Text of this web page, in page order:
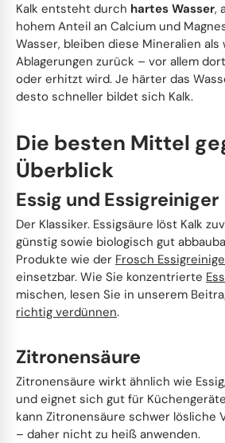
Steinreiniger
Kehrspäne
Dufterfrischer
Sonstiges
Schimmel Entferner
Edelstahl & Metall
Fahrzeugpflege
Handfeger
Werktische
Sonstiges
Wasserschläuche
Pinsel, Spachtel und Schaber
Stiel- und Spülbürsten
Haushaltswaren
Fingerfood
Arbeitskleidung
To-Go Verpackungen
Tragetaschen
Kalk entsteht durch hartes Wasser,
hohem Anteil an Calcium und
Wasser, bleiben diese Mineralien als
Ablagerungen zurück – vor allem
oder erhitzt wird. Je härter das
desto schneller bildet sich Kalk.
Die besten Mittel
Überblick
Essig und Essigreiniger
Der Klassiker. Essigsäure löst Kalk
günstig sowie biologisch gut
Produkte wie der Frosch
einsetzbar. Wie Sie konzentrierte
mischen, lesen Sie in unserem
richtig verdünnen.
Zitronensäure
Zitronensäure wirkt ähnlich wie
und eignet sich gut für
kann Zitronensäure schwer lösliche
– daher nicht zu heiß anwenden.